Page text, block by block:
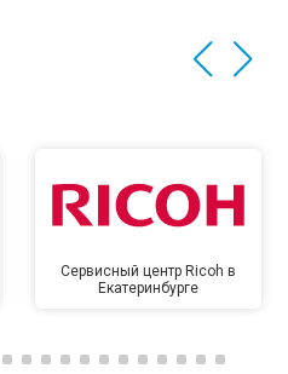
Сервисный центр Ricoh в
Екатеринбурге